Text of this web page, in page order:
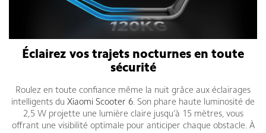
Éclairez vos trajets nocturnes en toute
sécurité
Roulez en toute confiance même la nuit grâce aux éclairages
intelligents du Xiaomi Scooter 6. Son phare haute luminosité de
2,5 W projette une lumière claire jusqu’à 15 mètres, vous
offrant une visibilité optimale pour anticiper chaque obstacle. À